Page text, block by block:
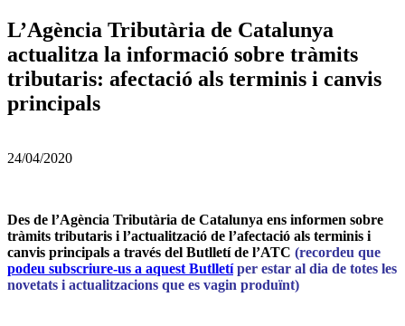
L’Agència Tributària de Catalunya
actualitza la informació sobre tràmits
tributaris: afectació als terminis i canvis
principals
24/04/2020
Des de l’Agència Tributària de Catalunya ens informen sobre
tràmits tributaris i l’actualització de l’afectació als terminis i
canvis principals a través del Butlletí de l’ATC (recordeu que
podeu subscriure-us a aquest Butlletíper estar al dia de totes les
novetats i actualitzacions que es vagin produïnt)